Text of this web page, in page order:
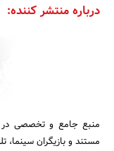
درباره منتشر کننده:
منبع جامع و تخصصی در
مستند و بازیگران سینما،